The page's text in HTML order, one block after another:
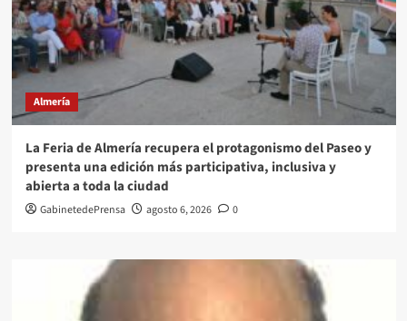
Almería
La Feria de Almería recupera el protagonismo del Paseo y
presenta una edición más participativa, inclusiva y
abierta a toda la ciudad
GabinetedePrensa agosto 6, 2026 0